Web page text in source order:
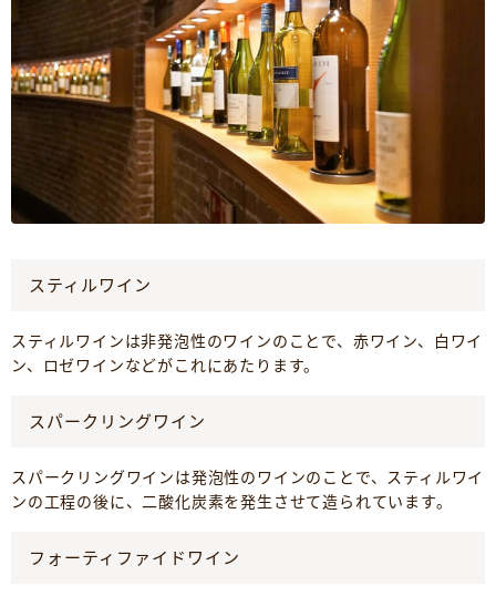
スティルワイン
スティルワインは非発泡性のワインのことで、赤ワイン、白ワイ
ン、ロゼワインなどがこれにあたります。
スパークリングワイン
スパークリングワインは発泡性のワインのことで、スティルワイ
ンの工程の後に、二酸化炭素を発生させて造られています。
フォーティファイドワイン